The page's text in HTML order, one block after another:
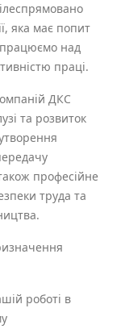
яка має попит
працюємо над
праці.
ДКС
та розвиток
професійне
труда та
роботі в